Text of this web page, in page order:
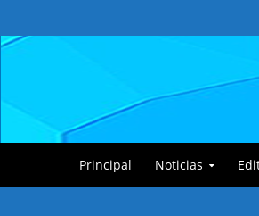
Principal Noticias